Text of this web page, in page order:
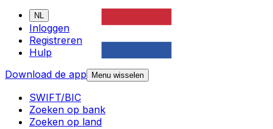
NL
Inloggen
Registreren
Hulp
Download de app
Menu wisselen
SWIFT/BIC
Zoeken op bank
Zoeken op land